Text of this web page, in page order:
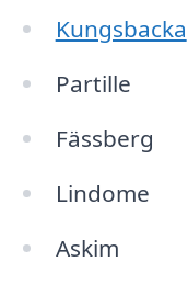
Kungsbacka
Partille
Fässberg
Lindome
Askim